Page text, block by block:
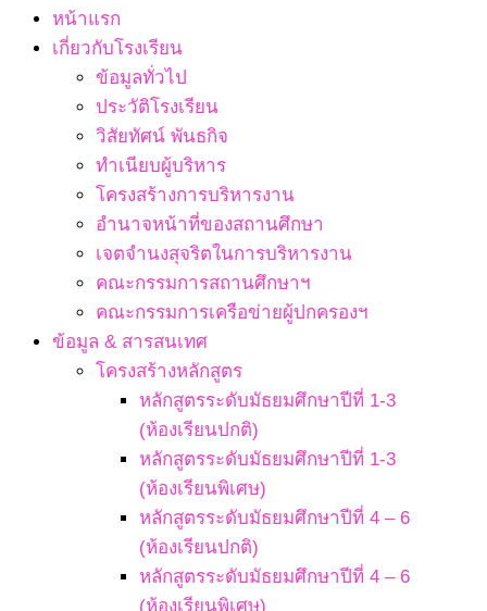
หน้าแรก
เกี่ยวกับโรงเรียน
ข้อมูลทั่วไป
ประวัติโรงเรียน
วิสัยทัศน์ พันธกิจ
ทำเนียบผู้บริหาร
โครงสร้างการบริหารงาน
อำนาจหน้าที่ของสถานศึกษา
เจตจํานงสุจริตในการบริหารงาน
คณะกรรมการสถานศึกษาฯ
คณะกรรมการเครือข่ายผู้ปกครองฯ
ข้อมูล & สารสนเทศ
โครงสร้างหลักสูตร
หลักสูตรระดับมัธยมศึกษาปีที่ 1-3
(ห้องเรียนปกติ)
หลักสูตรระดับมัธยมศึกษาปีที่ 1-3
(ห้องเรียนพิเศษ)
หลักสูตรระดับมัธยมศึกษาปีที่ 4 – 6
(ห้องเรียนปกติ)
หลักสูตรระดับมัธยมศึกษาปีที่ 4 – 6
(ห้องเรียนพิเศษ)